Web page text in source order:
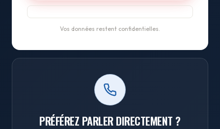
Vos données restent confidentielles.
PRÉFÉREZ PARLER DIRECTEMENT ?